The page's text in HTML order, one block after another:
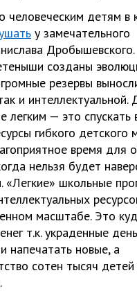
человеческим детям в
у замечательного
Дробышевского.
созданы
резервы
и интеллектуальной.
легким — это спускать
гибкого детского
время для
нельзя будет
«Легкие» школьные
масштабе. Это
т.к. украденные
напечатать новые, а
сотен тысяч